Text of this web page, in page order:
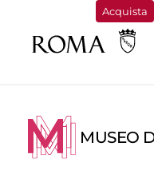
Acquista
MUSEO